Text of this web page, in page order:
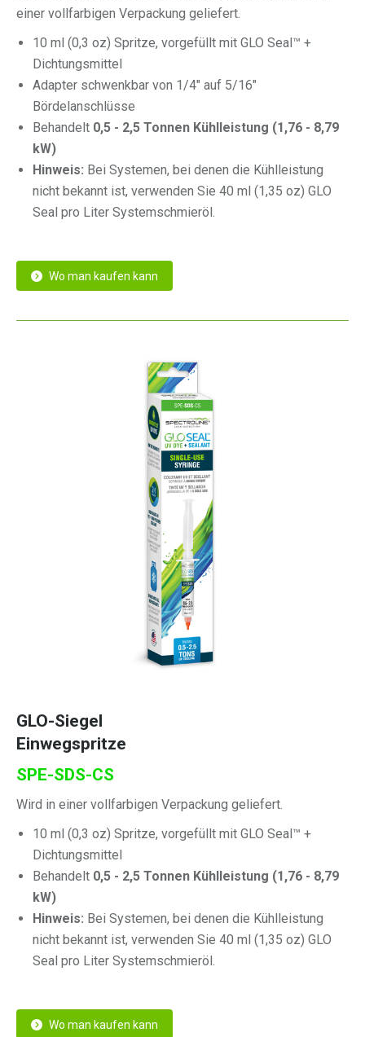
einer vollfarbigen Verpackung geliefert.
10 ml (0,3 oz) Spritze, vorgefüllt mit GLO Seal™ +
Dichtungsmittel
Adapter schwenkbar von 1/4″ auf 5/16″
Bördelanschlüsse
Behandelt 0,5 - 2,5 Tonnen Kühlleistung (1,76 - 8,79
kW)
Hinweis: Bei Systemen, bei denen die Kühlleistung
nicht bekannt ist, verwenden Sie 40 ml (1,35 oz) GLO
Seal pro Liter Systemschmieröl.
Wo man kaufen kann
GLO-Siegel
Einwegspritze
SPE-SDS-CS
Wird in einer vollfarbigen Verpackung geliefert.
10 ml (0,3 oz) Spritze, vorgefüllt mit GLO Seal™ +
Dichtungsmittel
Behandelt 0,5 - 2,5 Tonnen Kühlleistung (1,76 - 8,79
kW)
Hinweis: Bei Systemen, bei denen die Kühlleistung
nicht bekannt ist, verwenden Sie 40 ml (1,35 oz) GLO
Seal pro Liter Systemschmieröl.
Wo man kaufen kann